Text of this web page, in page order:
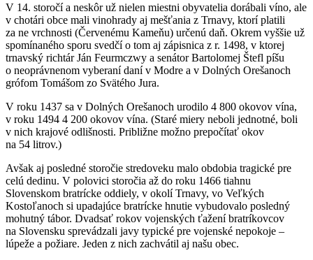
V 14. storočí a neskôr už nielen miestni obyvatelia dorábali víno, ale
v chotári obce mali vinohrady aj mešťania z Trnavy, ktorí platili
za ne vrchnosti (Červenému Kameňu) určenú daň. Okrem vyššie už
spomínaného sporu svedčí o tom aj zápisnica z r. 1498, v ktorej
trnavský richtár Ján Feurmczwy a senátor Bartolomej Štefl píšu
o neoprávnenom vyberaní daní v Modre a v Dolných Orešanoch
grófom Tomášom zo Svätého Jura.
V roku 1437 sa v Dolných Orešanoch urodilo 4 800 okovov vína,
v roku 1494 4 200 okovov vína. (Staré miery neboli jednotné, boli
v nich krajové odlišnosti. Približne možno prepočítať okov
na 54 litrov.)
Avšak aj posledné storočie stredoveku malo obdobia tragické pre
celú dedinu. V polovici storočia až do roku 1466 tiahnu
Slovenskom bratrícke oddiely, v okolí Trnavy, vo Veľkých
Kostoľanoch si upadajúce bratrícke hnutie vybudovalo posledný
mohutný tábor. Dvadsať rokov vojenských ťažení bratríkovcov
na Slovensku sprevádzali javy typické pre vojenské nepokoje –
lúpeže a požiare. Jeden z nich zachvátil aj našu obec.